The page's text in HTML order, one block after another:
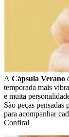
A Cápsula Verano
temporada mais
e muita
São peças
para acompanhar
Confira!